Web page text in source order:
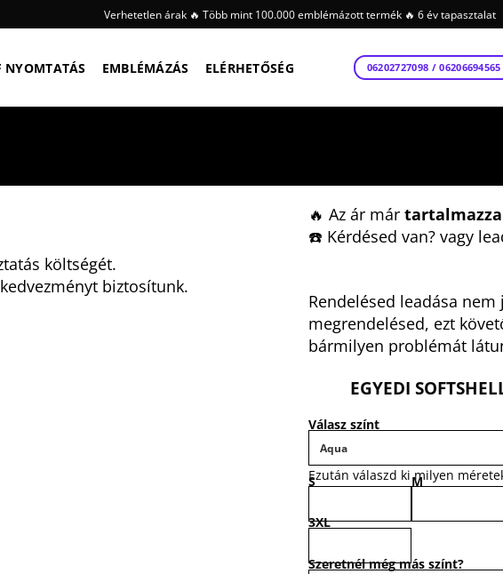
Verhetetlen árak 🔥 Több mint 100.000 emblémázott termék 🔥 6 év tapasztalat
NYOMTATÁS EMBLÉMÁZÁS ELÉRHETŐSÉG 06202727098 / 06206694565
költségét.
biztosítunk.
🔥 Az ár már tartalmazza
☎️ Kérdésed van? vagy
Rendelésed leadása
megrendelésed, ezt
bármilyen problémát
EGYEDI
Válasz színt
Ezután válaszd ki milyen
S M
3XL
Szeretnél még más színt?